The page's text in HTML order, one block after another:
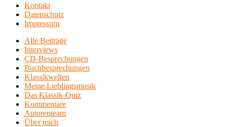
Kontakt
Datenschutz
Impressum
Alle Beiträge
Interviews
CD-Besprechungen
Buchbesprechungen
Klassikwelten
Meine Lieblingsmusik
Das Klassik-Quiz
Kommentare
Autorenteam
Über mich